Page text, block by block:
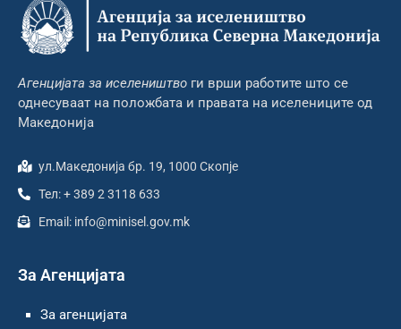
Агенцијата за иселеништво ги врши работите што се
однесуваат на положбата и правата на иселениците од
Македонија
ул.Македонија бр. 19, 1000 Скопје
Тел: + 389 2 3118 633
Email: info@minisel.gov.mk
За Агенцијата
За агенцијата